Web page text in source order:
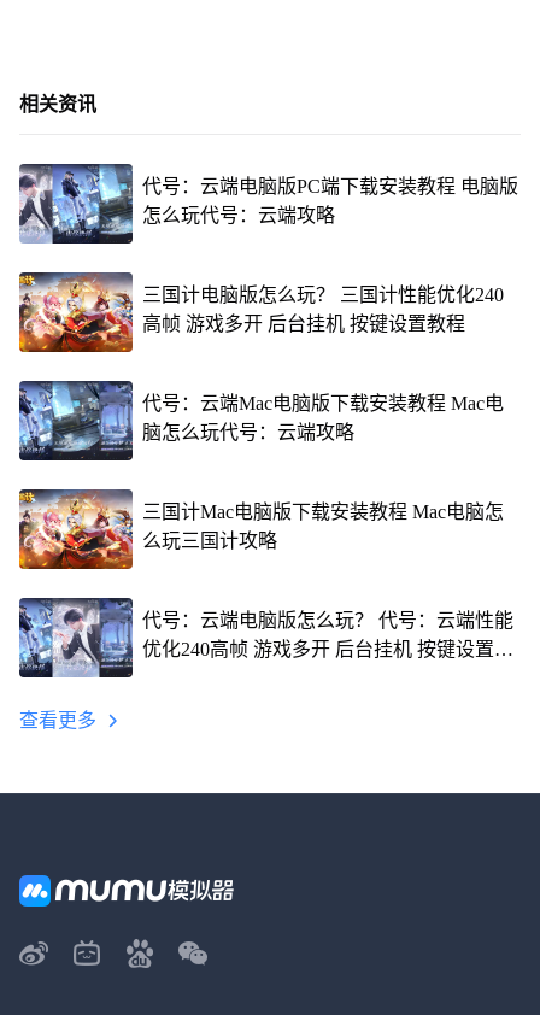
相关资讯
代号：云端电脑版PC端下载安装教程 电脑版
怎么玩代号：云端攻略
三国计电脑版怎么玩？ 三国计性能优化240
高帧 游戏多开 后台挂机 按键设置教程
代号：云端Mac电脑版下载安装教程 Mac电
脑怎么玩代号：云端攻略
三国计Mac电脑版下载安装教程 Mac电脑怎
么玩三国计攻略
代号：云端电脑版怎么玩？ 代号：云端性能
优化240高帧 游戏多开 后台挂机 按键设置教
查看更多